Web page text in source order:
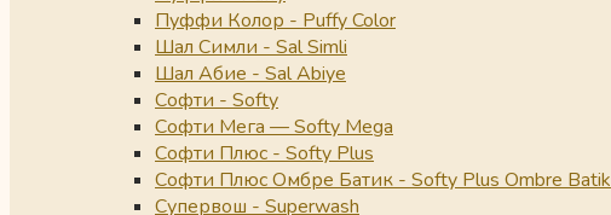
Пуффи Колор - Puffy Color
Шал Симли - Sal Simli
Шал Абие - Sal Abiye
Софти - Softy
Софти Мега — Softy Mega
Софти Плюс - Softy Plus
Софти Плюс Омбре Батик - Softy Plus Ombre Batik
Супервош - Superwash